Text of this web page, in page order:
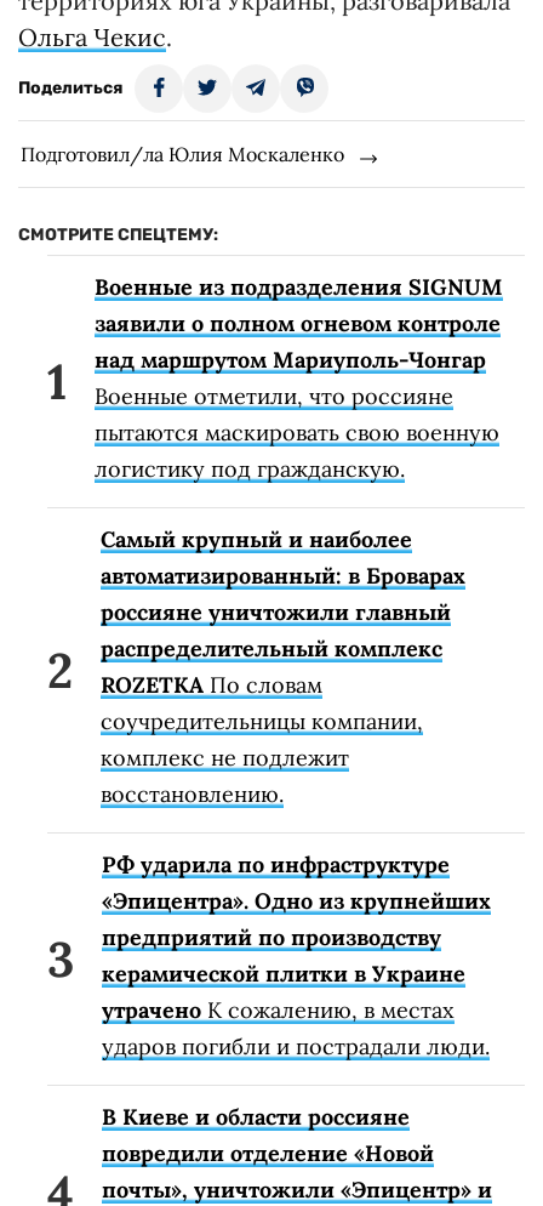
Ольга Чекис.
Поделиться
Подготовил/ла Юлия Москаленко
СМОТРИТЕ СПЕЦТЕМУ:
Военные из подразделения SIGNUM
заявили о полном огневом контроле
над маршрутом Мариуполь-Чонгар
Военные отметили, что россияне
пытаются маскировать свою военную
логистику под гражданскую.
Самый крупный и наиболее
автоматизированный: в Броварах
россияне уничтожили главный
распределительный комплекс
ROZETKA По словам
соучредительницы компании,
комплекс не подлежит
восстановлению.
РФ ударила по инфраструктуре
«Эпицентра». Одно из крупнейших
предприятий по производству
керамической плитки в Украине
утрачено К сожалению, в местах
ударов погибли и пострадали люди.
В Киеве и области россияне
повредили отделение «Новой
почты», уничтожили «Эпицентр» и